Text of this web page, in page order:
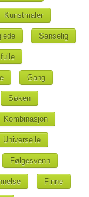
Kunstmaler
Sanselig
Gang
Søken
Kombinasjon
Universelle
Følgesvenn
Finne